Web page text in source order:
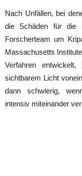
Nach Unfällen, bei
die Schäden für die
Forscherteam um
Massachusetts
Verfahren
sichtbarem Licht
dann schwierig,
intensiv miteinander